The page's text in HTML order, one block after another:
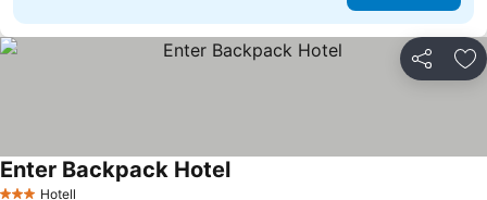
Del
Hotell
Enter Backpack Hotel